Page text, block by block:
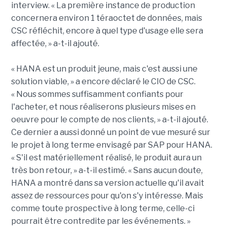
interview. « La première instance de production
concernera environ 1 téraoctet de données, mais
CSC réfléchit, encore à quel type d'usage elle sera
affectée, » a-t-il ajouté.
« HANA est un produit jeune, mais c'est aussi une
solution viable, » a encore déclaré le CIO de CSC.
« Nous sommes suffisamment confiants pour
l'acheter, et nous réaliserons plusieurs mises en
oeuvre pour le compte de nos clients, » a-t-il ajouté.
Ce dernier a aussi donné un point de vue mesuré sur
le projet à long terme envisagé par SAP pour HANA.
« S'il est matériellement réalisé, le produit aura un
très bon retour, » a-t-il estimé. « Sans aucun doute,
HANA a montré dans sa version actuelle qu'il avait
assez de ressources pour qu'on s'y intéresse. Mais
comme toute prospective à long terme, celle-ci
pourrait être contredite par les événements. »